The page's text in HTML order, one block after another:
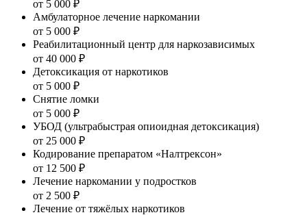
от 5 000 ₽
Амбулаторное лечение наркомании
от 5 000 ₽
Реабилитационный центр для наркозависимых
от 40 000 ₽
Детоксикация от наркотиков
от 5 000 ₽
Снятие ломки
от 5 000 ₽
УБОД (ультрабыстрая опиоидная детоксикация)
от 25 000 ₽
Кодирование препаратом «Налтрексон»
от 12 500 ₽
Лечение наркомании у подростков
от 2 500 ₽
Лечение от тяжёлых наркотиков